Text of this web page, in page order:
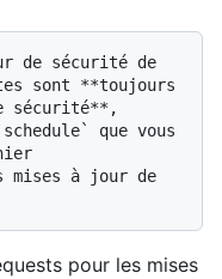
sont **toujours
sécurité**,
que vous
mises à jour de
pour les mises